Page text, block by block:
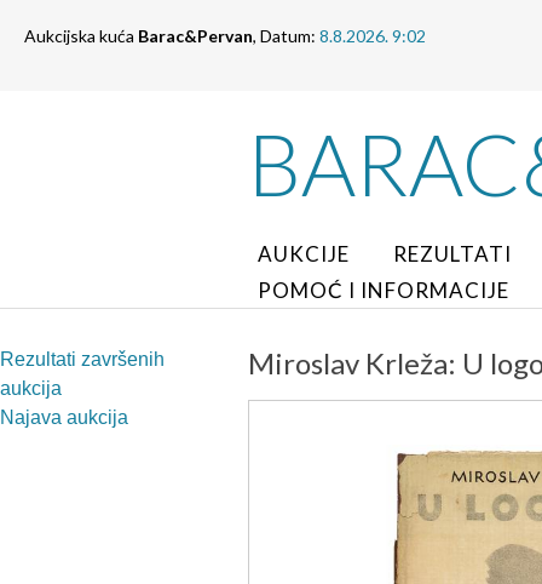
Aukcijska kuća Barac&Pervan, Datum: 8.8.2026. 9:02
AUKCIJE
REZULTATI
POMOĆ I INFORMACIJE
Rezultati završenih
aukcija
Najava aukcija
Miroslav Krleža: U